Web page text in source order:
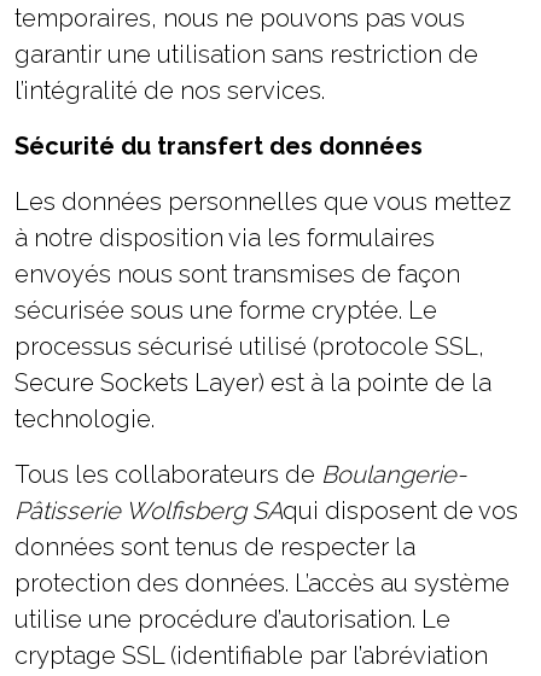
temporaires, nous ne pouvons pas vous
garantir une utilisation sans restriction de
l’intégralité de nos services.
Sécurité du transfert des données
Les données personnelles que vous mettez
à notre disposition via les formulaires
envoyés nous sont transmises de façon
sécurisée sous une forme cryptée. Le
processus sécurisé utilisé (protocole SSL,
Secure Sockets Layer) est à la pointe de la
technologie.
Tous les collaborateurs de Boulangerie-
Pâtisserie Wolfisberg SAqui disposent de vos
données sont tenus de respecter la
protection des données. L’accès au système
utilise une procédure d’autorisation. Le
cryptage SSL (identifiable par l’abréviation